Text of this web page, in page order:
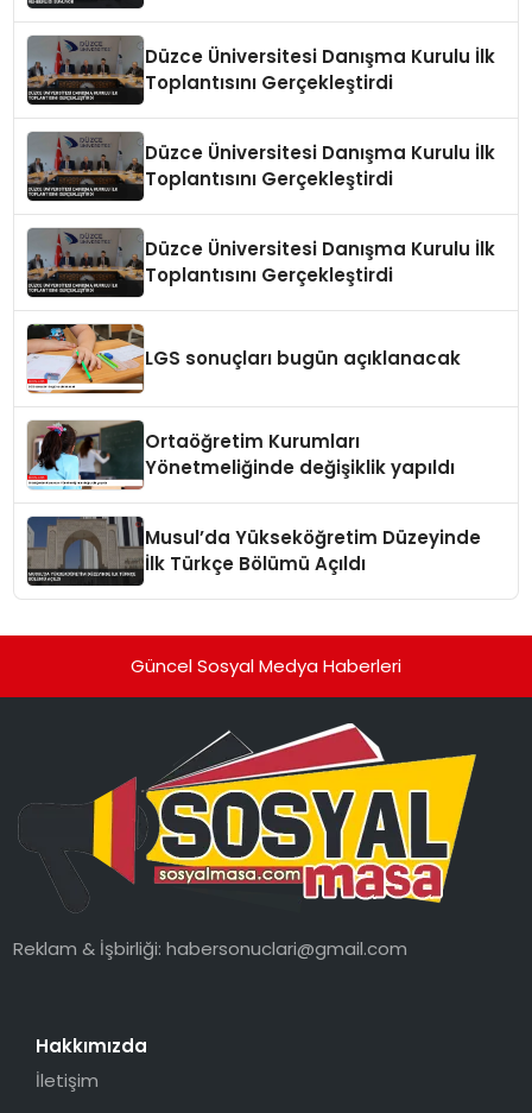
Düzce Üniversitesi Danışma Kurulu İlk
Toplantısını Gerçekleştirdi
Düzce Üniversitesi Danışma Kurulu İlk
Toplantısını Gerçekleştirdi
Düzce Üniversitesi Danışma Kurulu İlk
Toplantısını Gerçekleştirdi
LGS sonuçları bugün açıklanacak
Ortaöğretim Kurumları
Yönetmeliğinde değişiklik yapıldı
Musul’da Yükseköğretim Düzeyinde
İlk Türkçe Bölümü Açıldı
Güncel Sosyal Medya Haberleri
Reklam & İşbirliği:habersonuclari@gmail.com
Hakkımızda
İletişim